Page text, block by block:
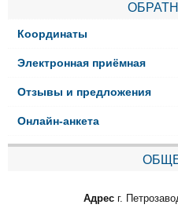
Координаты
Электронная приёмная
Отзывы и предложения
Онлайн-анкета
Адрес г.